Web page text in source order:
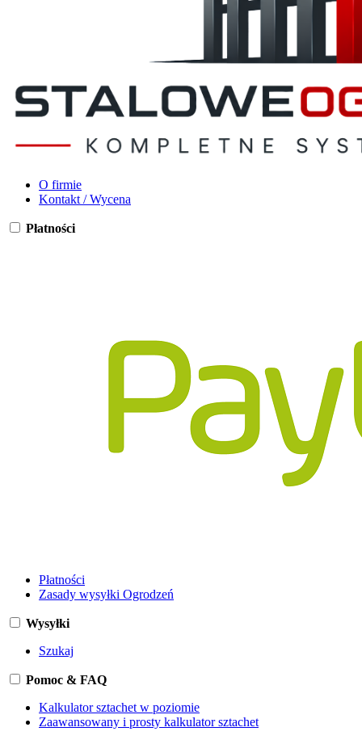
O firmie
Kontakt / Wycena
Płatności
Płatności
Zasady wysyłki Ogrodzeń
Wysyłki
Szukaj
Pomoc & FAQ
Kalkulator sztachet w poziomie
Zaawansowany i prosty kalkulator sztachet